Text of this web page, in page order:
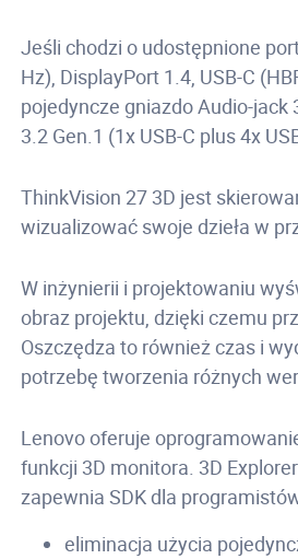
Jeśli chodzi o udostępnione
Hz), DisplayPort 1.4, USB-C
pojedyncze gniazdo Audio-jack
3.2 Gen.1 (1x USB-C plus 4x
ThinkVision 27 3D jest
wizualizować swoje dzieła w
W inżynierii i projektowaniu
obraz projektu, dzięki czemu
Oszczędza to również czas i
potrzebę tworzenia różnych
Lenovo oferuje
funkcji 3D monitora. 3D
zapewnia SDK dla
eliminacja użycia